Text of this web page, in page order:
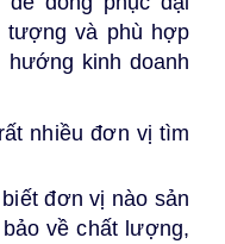
tượng và phù hợp
kinh doanh
nhiều đơn vị tìm
đơn vị nào sản
về chất lượng,